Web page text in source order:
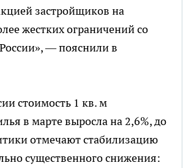
застройщиков на
жестких ограничений со
— пояснили в
стоимость 1 кв. м
в марте выросла на 2,6%, до
отмечают стабилизацию
существенного снижения: